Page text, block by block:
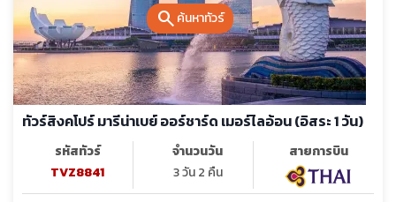
searchค้นหาทัวร์
ทัวร์สิงคโปร์ มารีน่าเบย์ ออร์ชาร์ด เมอร์ไลอ้อน (อิสระ 1 วัน)
รหัสทัวร์
TVZ8841
จำนวนวัน
3 วัน 2 คืน
สายการบิน